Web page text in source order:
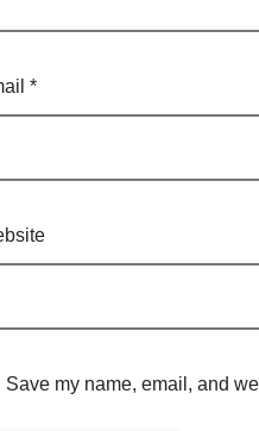
*
Save my name, email, and